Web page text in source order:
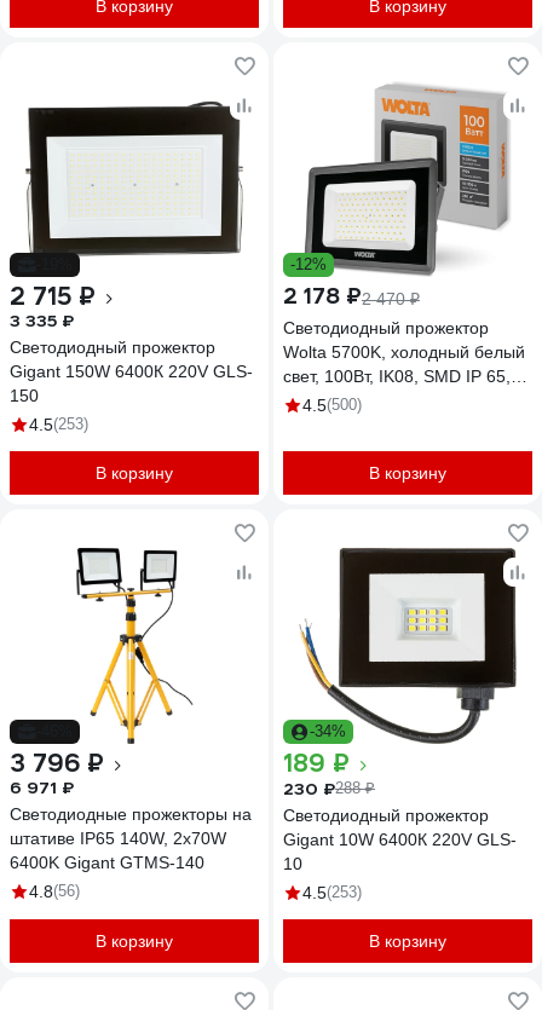
В корзину В корзину
2 715 ₽
3 335 ₽
Светодиодный прожектор
Gigant 150W 6400К 220V GLS-
150
4.5(253)
В корзину
-12%
2 178 ₽2 470 ₽
Светодиодный прожектор
Wolta 5700K, холодный белый
свет, 100Вт, IK08, SMD IP 65,
серый WFL-100W/06
4.5(500)
В корзину
3 796 ₽
6 971 ₽
Светодиодные прожекторы на
штативе IP65 140W, 2x70W
6400K Gigant GTMS-140
4.8(56)
В корзину
-34%
189 ₽
230 ₽288 ₽
Светодиодный прожектор
Gigant 10W 6400К 220V GLS-
10
4.5(253)
В корзину